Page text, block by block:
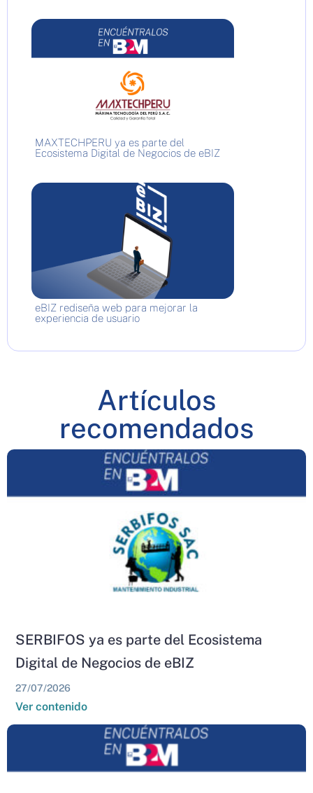
MAXTECHPERU ya es parte del
Ecosistema Digital de Negocios de eBIZ
eBIZ rediseña web para mejorar la
experiencia de usuario
Artículos
recomendados
SERBIFOS ya es parte del Ecosistema
Digital de Negocios de eBIZ
27/07/2026
Ver contenido